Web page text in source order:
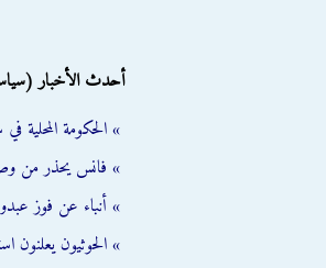
أحدث الأخبار
» الحكومة المحلية
» فانس يحذر من
» أنباء عن فوز
» الحوثيون يعلنون